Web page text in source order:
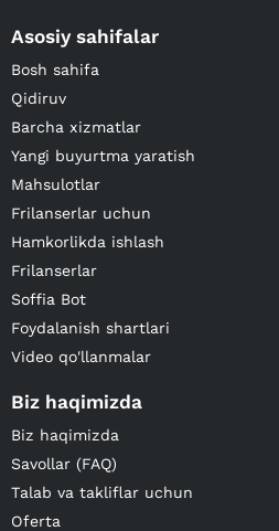
Asosiy sahifalar
Bosh sahifa
Qidiruv
Barcha xizmatlar
Yangi buyurtma yaratish
Mahsulotlar
Frilanserlar uchun
Hamkorlikda ishlash
Frilanserlar
Soffia Bot
Foydalanish shartlari
Video qo'llanmalar
Biz haqimizda
Biz haqimizda
Savollar (FAQ)
Talab va takliflar uchun
Oferta